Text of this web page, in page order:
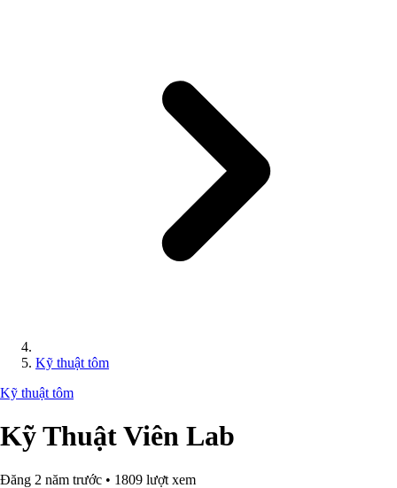
Kỹ thuật tôm
Kỹ thuật tôm
Kỹ Thuật Viên Lab
Đăng 2 năm trước • 1809 lượt xem